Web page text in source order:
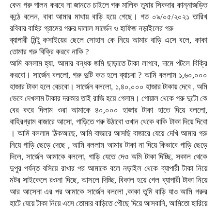
কেন গরু পালন করবে না জানতে চাইলে গরু মালিক তুষার সিকদার কান্নাজড়িত
কন্ঠে বলেন, বাবা আমার মাথায় বাড়ি হয়ে গেছে। গত ০৯/০৫/২০২১ তারিখ
রবিবার বাহির গ্রামের গরুর দালাল সার্জেন ও হাফিজ নড়াইলের গরু
ব্যাপারী মিন্টু কসাইয়ের ছেলে সোহান কে নিয়ে আমার বাড়ি এসে বলে, কাকা
তোমার গরু বিক্রি করবে নাকি ?
আমি বললাম হ্যা, আমার বন্ধক জমি ছাড়াতে টাকা লাগবে, দামে পটলে বিক্রি
করবো। সার্জেন বললো, গরু দুটি কত হলে ব্যাচবা ? আমি বললাম ১,৬০,০০০
হাজার টাকা হলে বেচবো। সার্জেন বললো, ১,৪০,০০০ হাজার টাকায় দেবে , অমি
ভেবে দেখলাম টাকার দরকার তাই রাজি হয়ে গেলাম। গোয়াল থেকে গরু দুটো কে
বের করে দিলাম ওরা আমাকে ৪০,০০০ হাজার টাকা হাতে দিয়ে বললো,
বাহিরগ্রাম বাজারে আসো, গাড়িতে গরু উঠাবো ওখান থেকে বাকি টাকা দিয়ে দিবো
। আমি বললাম ঠিকআছে, আমি বাজারে আসছি বাজারে যেয়ে দেখি আমার গরু
নিয়ে গাড়ি ছেড়ে দেছে , আমি বললাম আমার টাকা না দিয়ে কিভাবে গাড়ি ছেড়ে
দিলে, সার্জেন আমাকে বললো, গাড়ি যেতে দেও অমি টাকা দিচ্ছি, সকাল থেকে
দুপুর পর্যন্ত বসিয়ে রাখার পর আমাকে বলে নড়াইল থেকে ব্যাপারী টাকা নিয়ে
মটর সাইকেলে রওনা দিছে, আসলে দিচ্ছি, বিকাল হয়ে গেল ব্যাপারী টাকা নিয়ে
আর আসেনা এর পর আমাকে সার্জেন বললো ,কাকা তুমি বাড়ি যাও আমি গরুর
হাটে যেয়ে টাকা নিয়ে এসে তোমার বাড়িতে পৌছে দিয়ে আসবানি, আমিতো হারিয়ে